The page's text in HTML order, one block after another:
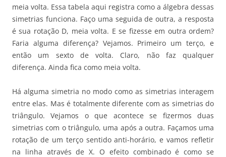
meia volta. Essa tabela aqui registra como a álgebra dessas
simetrias funciona. Faço uma seguida de outra, a resposta
é sua rotação D, meia volta. E se fizesse em outra ordem?
Faria alguma diferença? Vejamos. Primeiro um terço, e
então um sexto de volta. Claro, não faz qualquer
diferença. Ainda fica como meia volta.
Há alguma simetria no modo como as simetrias interagem
entre elas. Mas é totalmente diferente com as simetrias do
triângulo. Vejamos o que acontece se fizermos duas
simetrias com o triângulo, uma após a outra. Façamos uma
rotação de um terço sentido anti-horário, e vamos refletir
na linha através de X. O efeito combinado é como se